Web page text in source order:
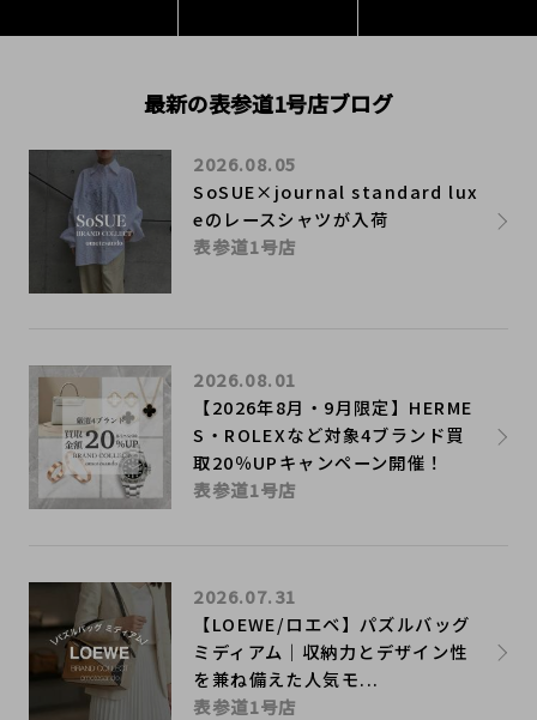
最新の表参道1号店ブログ
SoSUE×journal standard lux
eのレースシャツが入荷
2026.08.05
表参道1号店
【2026年8月・9月限定】HERME
S・ROLEXなど対象4ブランド買
取20％UPキャンペーン開催！
2026.08.01
表参道1号店
【LOEWE/ロエベ】パズルバッグ
ミディアム｜収納力とデザイン性
を兼ね備えた人気モ...
2026.07.31
表参道1号店